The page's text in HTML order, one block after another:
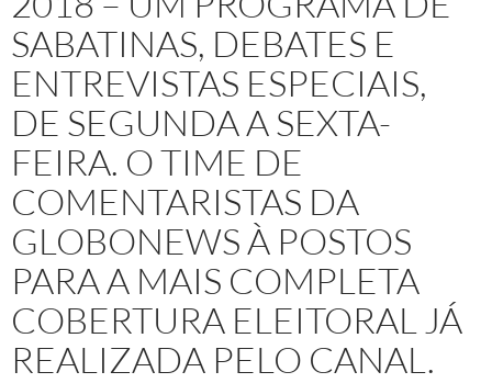
SABATINAS, DEBATES E
ENTREVISTAS ESPECIAIS,
DE SEGUNDA A SEXTA-
FEIRA. O TIME DE
COMENTARISTAS DA
GLOBONEWS À POSTOS
PARA A MAIS COMPLETA
COBERTURA ELEITORAL JÁ
REALIZADA PELO CANAL.